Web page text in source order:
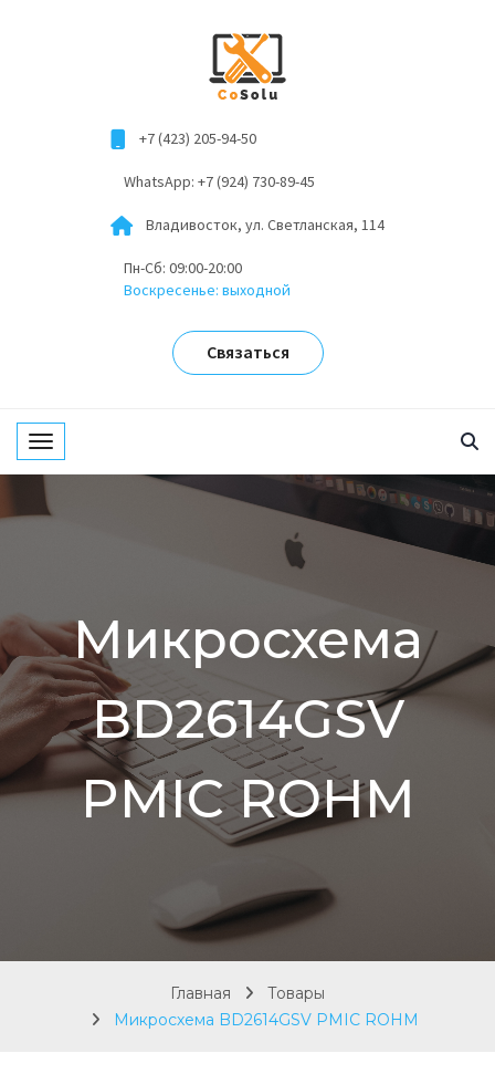
+7 (423) 205-94-50
WhatsApp: +7 (924) 730-89-45
Владивосток, ул. Светланская, 114
Пн-Сб: 09:00-20:00
Воскресенье: выходной
Связаться
Toggle navigation
Микросхема
BD2614GSV
PMIC ROHM
Главная
Товары
Микросхема BD2614GSV PMIC ROHM